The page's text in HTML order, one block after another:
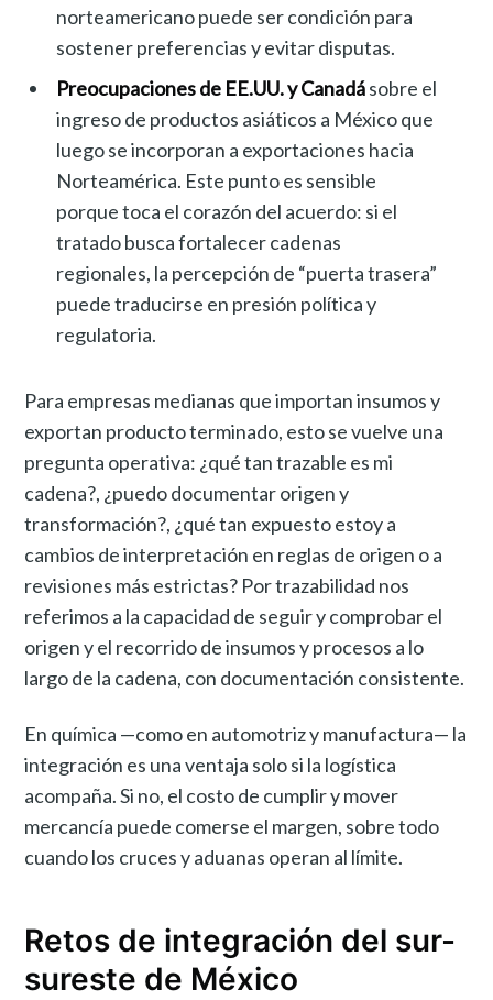
norteamericano puede ser condición para
sostener preferencias y evitar disputas.
Preocupaciones de EE.UU. y Canadásobre el
ingreso de productos asiáticos a México que
luego se incorporan a exportaciones hacia
Norteamérica. Este punto es sensible
porque toca el corazón del acuerdo: si el
tratado busca fortalecer cadenas
regionales, la percepción de “puerta trasera”
puede traducirse en presión política y
regulatoria.
Para empresas medianas que importan insumos y
exportan producto terminado, esto se vuelve una
pregunta operativa: ¿qué tan trazable es mi
cadena?, ¿puedo documentar origen y
transformación?, ¿qué tan expuesto estoy a
cambios de interpretación en reglas de origen o a
revisiones más estrictas? Por trazabilidad nos
referimos a la capacidad de seguir y comprobar el
origen y el recorrido de insumos y procesos a lo
largo de la cadena, con documentación consistente.
En química —como en automotriz y manufactura— la
integración es una ventaja solo si la logística
acompaña. Si no, el costo de cumplir y mover
mercancía puede comerse el margen, sobre todo
cuando los cruces y aduanas operan al límite.
Retos de integración del sur-
sureste de México